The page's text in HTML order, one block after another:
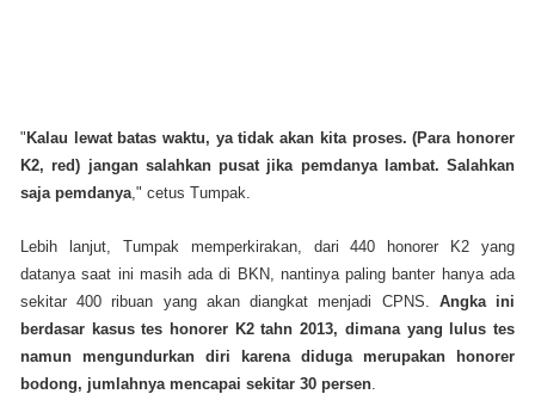
"Kalau lewat batas waktu, ya tidak akan kita proses. (Para honorer
K2, red) jangan salahkan pusat jika pemdanya lambat. Salahkan
saja pemdanya ," cetus Tumpak.
Lebih lanjut, Tumpak memperkirakan, dari 440 honorer K2 yang
datanya saat ini masih ada di BKN, nantinya paling banter hanya ada
sekitar 400 ribuan yang akan diangkat menjadi CPNS. Angka ini
berdasar kasus tes honorer K2 tahn 2013, dimana yang lulus tes
namun mengundurkan diri karena diduga merupakan honorer
bodong, jumlahnya mencapai sekitar 30 persen